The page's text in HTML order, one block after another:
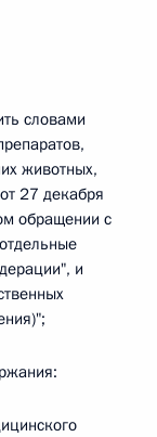
словами
животных,
27 декабря
обращении с
и